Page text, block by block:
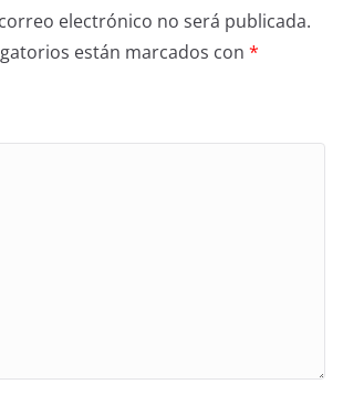
electrónico no será publicada.
están marcados con *